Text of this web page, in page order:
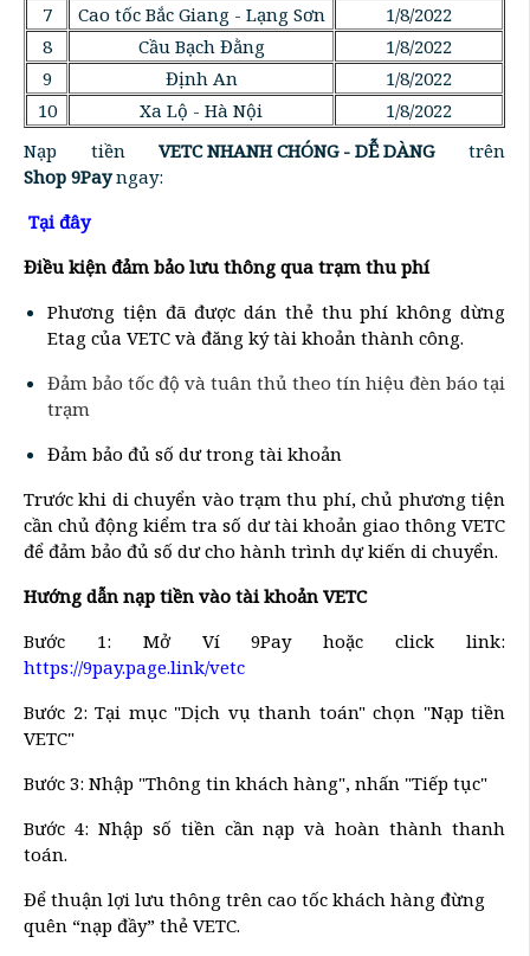
7
Cao tốc Bắc Giang - Lạng Sơn
1/8/2022
8
Cầu Bạch Đằng
1/8/2022
9
Định An
1/8/2022
10
Xa Lộ - Hà Nội
1/8/2022
Nạp tiềnVETC NHANH CHÓNG - DỄ DÀNGtrên
Shop 9Payngay:
Tại đây
Điều kiện đảm bảo lưu thông qua trạm thu phí
Phương tiện đã được dán thẻ thu phí không dừng
Etag của VETC và đăng ký tài khoản thành công.
Đảm bảo tốc độ và tuân thủ theo tín hiệu đèn báo tại
trạm
Đảm bảo đủ số dư trong tài khoản
Trước khi di chuyển vào trạm thu phí, chủ phương tiện
cần chủ động kiểm tra số dư tài khoản giao thông VETC
để đảm bảo đủ số dư cho hành trình dự kiến di chuyển.
Hướng dẫn nạp tiền vào tài khoản VETC
Bước 1: Mở Ví 9Pay hoặc click link:
https://9pay.page.link/vetc
Bước 2: Tại mục "Dịch vụ thanh toán" chọn "Nạp tiền
VETC"
Bước 3: Nhập "Thông tin khách hàng", nhấn "Tiếp tục"
Bước 4: Nhập số tiền cần nạp và hoàn thành thanh
toán.
Để thuận lợi lưu thông trên cao tốc khách hàng đừng
quên “nạp đầy” thẻ VETC.